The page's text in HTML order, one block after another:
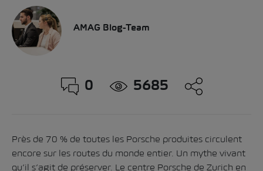
AMAG Blog-Team
0 5685
Près de 70 % de toutes les Porsche produites circulent
encore sur les routes du monde entier. Un mythe vivant
qu’il s’agit de préserver. Le centre Porsche de Zurich en